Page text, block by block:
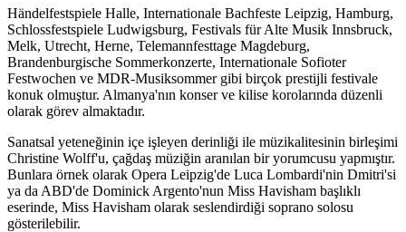
Händelfestspiele Halle, Internationale Bachfeste Leipzig, Hamburg,
Schlossfestspiele Ludwigsburg, Festivals für Alte Musik Innsbruck,
Melk, Utrecht, Herne, Telemannfesttage Magdeburg,
Brandenburgische Sommerkonzerte, Internationale Sofioter
Festwochen ve MDR-Musiksommer gibi birçok prestijli festivale
konuk olmuştur. Almanya'nın konser ve kilise korolarında düzenli
olarak görev almaktadır.
Sanatsal yeteneğinin içe işleyen derinliği ile müzikalitesinin birleşimi
Christine Wolff'u, çağdaş müziğin aranılan bir yorumcusu yapmıştır.
Bunlara örnek olarak Opera Leipzig'de Luca Lombardi'nin Dmitri'si
ya da ABD'de Dominick Argento'nun Miss Havisham başlıklı
eserinde, Miss Havisham olarak seslendirdiği soprano solosu
gösterilebilir.